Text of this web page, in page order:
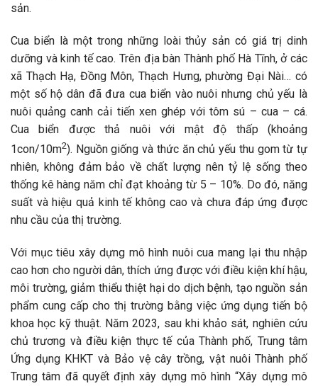
sản.
Cua biển là một trong những loài thủy sản có giá trị dinh
dưỡng và kinh tế cao. Trên địa bàn Thành phố Hà Tĩnh, ở các
xã Thạch Hạ, Đồng Môn, Thạch Hưng, phường Đại Nài… có
một số hộ dân đã đưa cua biển vào nuôi nhưng chủ yếu là
nuôi quảng canh cải tiến xen ghép với tôm sú – cua – cá.
Cua biển được thả nuôi với mật độ thấp (khoảng
1con/10m2). Nguồn giống và thức ăn chủ yếu thu gom từ tự
nhiên, không đảm bảo về chất lượng nên tỷ lệ sống theo
thống kê hàng năm chỉ đạt khoảng từ 5 – 10%. Do đó, năng
suất và hiệu quả kinh tế không cao và chưa đáp ứng được
nhu cầu của thị trường.
Với mục tiêu xây dựng mô hình nuôi cua mang lại thu nhập
cao hơn cho người dân, thích ứng được với điều kiện khí hậu,
môi trường, giảm thiểu thiệt hại do dịch bệnh, tạo nguồn sản
phẩm cung cấp cho thị trường bằng việc ứng dụng tiến bộ
khoa học kỹ thuật. Năm 2023, sau khi khảo sát, nghiên cứu
chủ trương và điều kiện thực tế của Thành phố, Trung tâm
Ứng dụng KHKT và Bảo vệ cây trồng, vật nuôi Thành phố
Trung tâm đã quyết định xây dựng mô hình “Xây dựng mô